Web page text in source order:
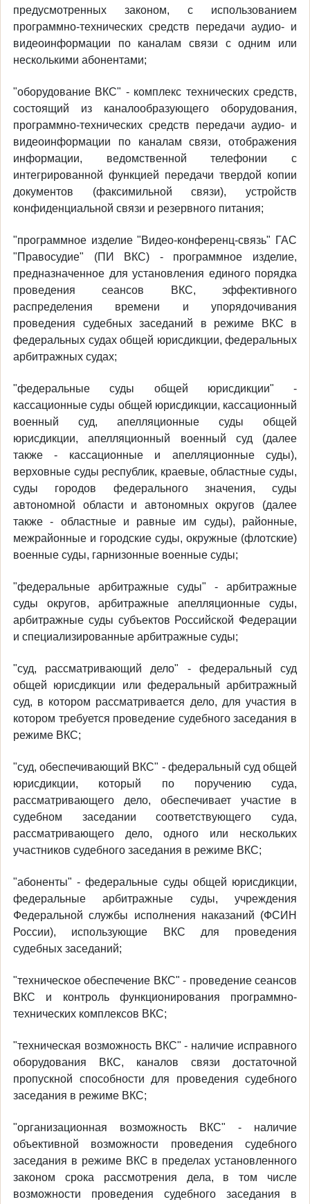
предусмотренных законом, с использованием
программно-технических средств передачи аудио- и
видеоинформации по каналам связи с одним или
несколькими абонентами;
"оборудование ВКС" - комплекс технических средств,
состоящий из каналообразующего оборудования,
программно-технических средств передачи аудио- и
видеоинформации по каналам связи, отображения
информации, ведомственной телефонии с
интегрированной функцией передачи твердой копии
документов (факсимильной связи), устройств
конфиденциальной связи и резервного питания;
"программное изделие "Видео-конференц-связь" ГАС
"Правосудие" (ПИ ВКС) - программное изделие,
предназначенное для установления единого порядка
проведения сеансов ВКС, эффективного
распределения времени и упорядочивания
проведения судебных заседаний в режиме ВКС в
федеральных судах общей юрисдикции, федеральных
арбитражных судах;
"федеральные суды общей юрисдикции" -
кассационные суды общей юрисдикции, кассационный
военный суд, апелляционные суды общей
юрисдикции, апелляционный военный суд (далее
также - кассационные и апелляционные суды),
верховные суды республик, краевые, областные суды,
суды городов федерального значения, суды
автономной области и автономных округов (далее
также - областные и равные им суды), районные,
межрайонные и городские суды, окружные (флотские)
военные суды, гарнизонные военные суды;
"федеральные арбитражные суды" - арбитражные
суды округов, арбитражные апелляционные суды,
арбитражные суды субъектов Российской Федерации
и специализированные арбитражные суды;
"суд, рассматривающий дело" - федеральный суд
общей юрисдикции или федеральный арбитражный
суд, в котором рассматривается дело, для участия в
котором требуется проведение судебного заседания в
режиме ВКС;
"суд, обеспечивающий ВКС" - федеральный суд общей
юрисдикции, который по поручению суда,
рассматривающего дело, обеспечивает участие в
судебном заседании соответствующего суда,
рассматривающего дело, одного или нескольких
участников судебного заседания в режиме ВКС;
"абоненты" - федеральные суды общей юрисдикции,
федеральные арбитражные суды, учреждения
Федеральной службы исполнения наказаний (ФСИН
России), использующие ВКС для проведения
судебных заседаний;
"техническое обеспечение ВКС" - проведение сеансов
ВКС и контроль функционирования программно-
технических комплексов ВКС;
"техническая возможность ВКС" - наличие исправного
оборудования ВКС, каналов связи достаточной
пропускной способности для проведения судебного
заседания в режиме ВКС;
"организационная возможность ВКС" - наличие
объективной возможности проведения судебного
заседания в режиме ВКС в пределах установленного
законом срока рассмотрения дела, в том числе
возможности проведения судебного заседания в